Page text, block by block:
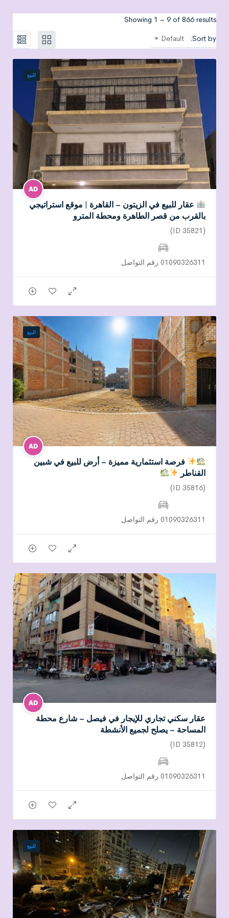
Showing 1 – 9 of 866 results
Sort by:
Default
للبيع
عقار للبيع في الزيتون – القاهرة | موقع استراتيجي
بالقرب من قصر الطاهرة ومحطة المترو
(ID 35821)
01090326311 رقم التواصل
للبيع
فرصة استثمارية مميزة – أرض للبيع في شبين
القناطر
(ID 35816)
01090326311 رقم التواصل
عقار سكني تجاري للإيجار في فيصل – شارع محطة
المساحة – يصلح لجميع الأنشطة
(ID 35812)
01090326311 رقم التواصل
للبيع